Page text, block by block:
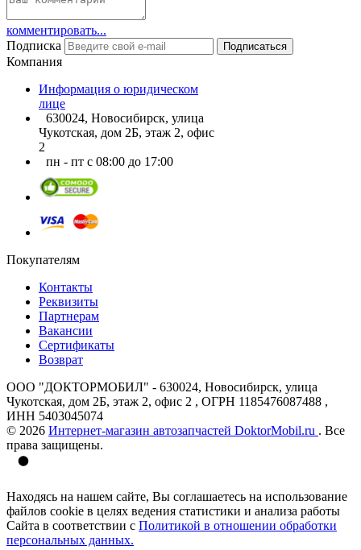
комментировать...
Подписка
Подписаться
Компания
Информация о юридическом
лице
630024, Новосибирск, улица
Чукотская, дом 2Б, этаж 2, офис
2
пн - пт с 08:00 до 17:00
Покупателям
Контакты
Реквизиты
Партнерам
Вакансии
Сертификаты
Возврат
ООО "ДОКТОРМОБИЛ" - 630024, Новосибирск, улица
Чукотская, дом 2Б, этаж 2, офис 2 , ОГРН 1185476087488 ,
ИНН 5403045074
© 2026 Интернет-магазин автозапчастей DoktorMobil.ru . Все
права защищены.
Находясь на нашем сайте, Вы соглашаетесь на использование
файлов cookie в целях ведения статистики и анализа работы
Сайта в соответствии с Политикой в отношении обработки
персональных данных.